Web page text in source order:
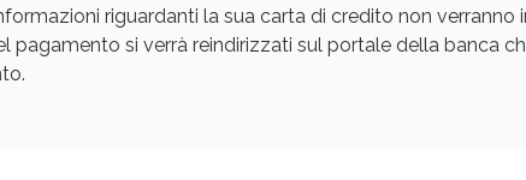
riguardanti la sua carta di credito non
pagamento si verrà reindirizzati sul portale della banca